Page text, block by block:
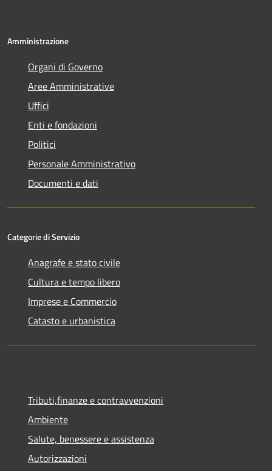
Amministrazione
Organi di Governo
Aree Amministrative
Uffici
Enti e fondazioni
Politici
Personale Amministrativo
Documenti e dati
Categorie di Servizio
Anagrafe e stato civile
Cultura e tempo libero
Imprese e Commercio
Catasto e urbanistica
Tributi,finanze e contravvenzioni
Ambiente
Salute, benessere e assistenza
Autorizzazioni